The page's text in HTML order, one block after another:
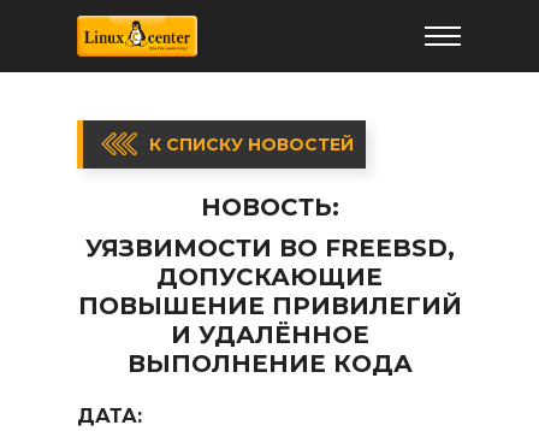
К СПИСКУ НОВОСТЕЙ
НОВОСТЬ:
УЯЗВИМОСТИ ВО FREEBSD,
ДОПУСКАЮЩИЕ
ПОВЫШЕНИЕ ПРИВИЛЕГИЙ
И УДАЛЁННОЕ
ВЫПОЛНЕНИЕ КОДА
ДАТА: